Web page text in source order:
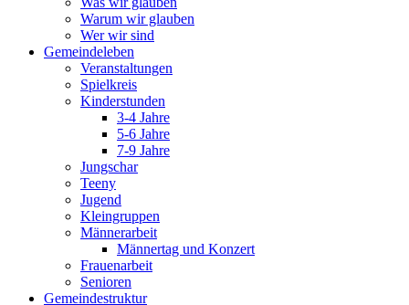
Warum wir glauben
Wer wir sind
Gemeindeleben
Veranstaltungen
Spielkreis
Kinderstunden
3-4 Jahre
5-6 Jahre
7-9 Jahre
Jungschar
Teeny
Jugend
Kleingruppen
Männerarbeit
Männertag und Konzert
Frauenarbeit
Senioren
Gemeindestruktur